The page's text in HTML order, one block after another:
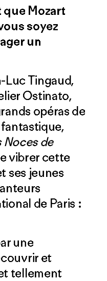
que Mozart
soyez
un
Luc Tingaud,
Ostinato,
opéras de
Noces de
vibrer cette
ses jeunes
de Paris :
une
et
tellement